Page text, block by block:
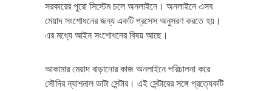
সরকারের পুরো সিস্টেম চলে অনলাইনে। অনলাইনে এসব
মেয়াদ সংশোধনের জন্য একটি প্রসেস অনুসরণ করতে হয়।
এর মধ্যে আইন সংশোধনের বিষয় আছে।
আকামার মেয়াদ বাড়ানোর কাজ অনলাইনে পরিচালনা করে
সৌদির ন্যাশনাল ডাটা সেন্টার। এই সেন্টারের সঙ্গে প্রত্যেকটি